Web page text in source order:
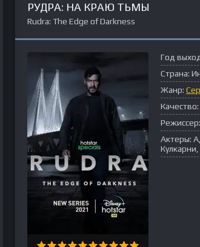
РУДРА: НА КРАЮ ТЬМЫ
Rudra: The Edge of Darkness
Год
Страна:
Жанр:
Качество:
Режиссер:
Актеры: